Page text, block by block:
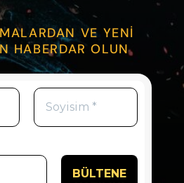
VE YENİ
HABERDAR OLUN